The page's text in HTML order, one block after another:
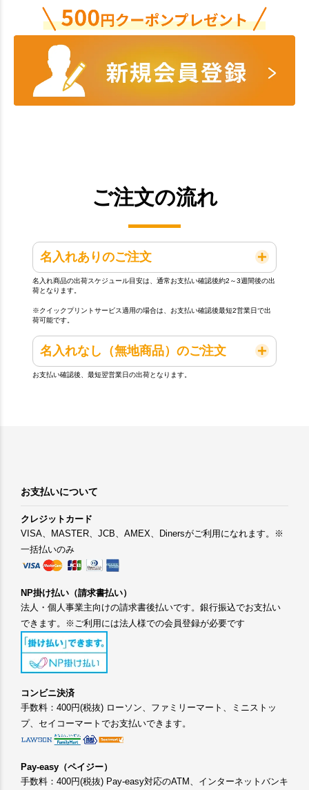
ご注文の流れ
名入れありのご注文
名入れ商品の出荷スケジュール目安は、通常お支払い確認後約2～3週間後の出
荷となります。
※クイックプリントサービス適用の場合は、お支払い確認後最短2営業日で出
荷可能です。
名入れなし（無地商品）のご注文
お支払い確認後、最短翌営業日の出荷となります。
お支払いについて
クレジットカード
VISA、MASTER、JCB、AMEX、Dinersがご利用になれます。※
一括払いのみ
NP掛け払い（請求書払い）
法人・個人事業主向けの請求書後払いです。銀行振込でお支払い
できます。※ご利用には法人様での会員登録が必要です
コンビニ決済
手数料：400円(税抜) ローソン、ファミリーマート、ミニストッ
プ、セイコーマートでお支払いできます。
Pay-easy（ペイジー）
手数料：400円(税抜) Pay-easy対応のATM、インターネットバンキ